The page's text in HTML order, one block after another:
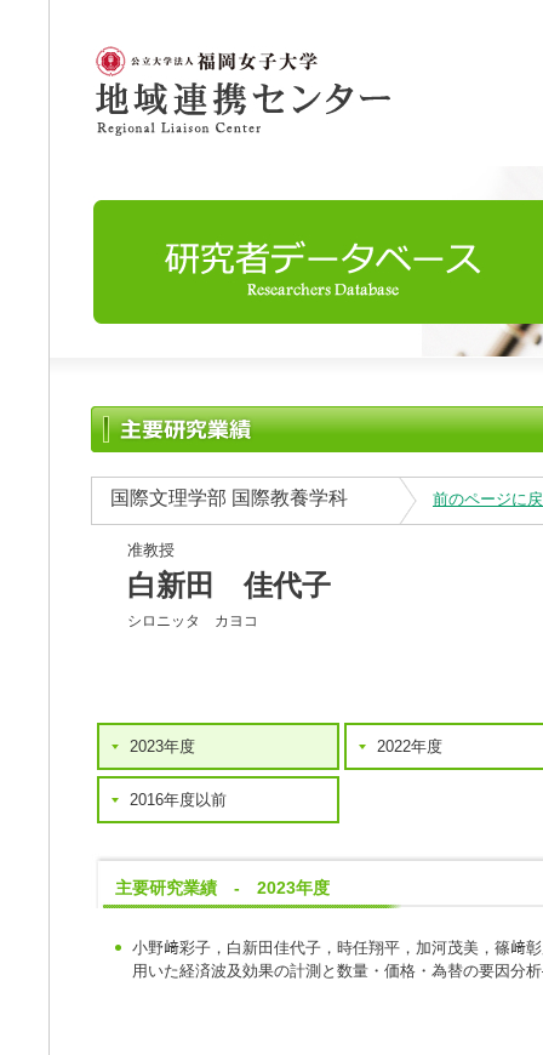
国際文理学部 国際教養学科 前のページに
准教授
白新田 佳代子
シロニッタ カヨコ
2023年度 2022年度
2016年度以前
主要研究業績 - 2023年度
小野﨑彩子，白新田佳代子，時任翔平，加河茂美，篠﨑
用いた経済波及効果の計測と数量・価格・為替の要因分